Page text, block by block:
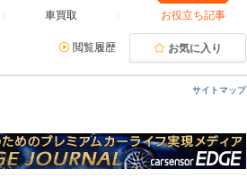
車買取 お役立ち記事
閲覧履歴 お気に入り
サイトマップ